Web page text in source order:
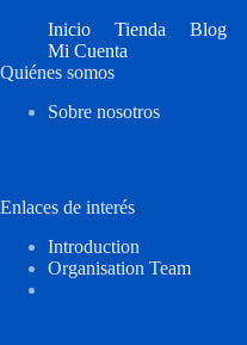
Inicio Tienda Blog
Mi Cuenta
Quiénes somos
Sobre nosotros
Enlaces de interés
Introduction
Organisation Team